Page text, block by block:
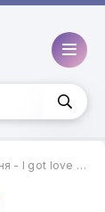
I got love x Хан ата